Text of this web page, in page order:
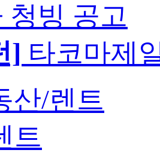
청빙 공고
] 타코마제
산/렌트
트